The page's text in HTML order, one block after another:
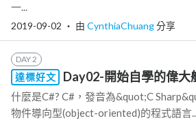
一...
2019-09-02 ‧ 由 CynthiaChuang分享
DAY 2
達標好文 Day02-開始自學的偉大
什麼是C#? C#，發音為&quot;C
物件導向型(object-oriented)的程式語言